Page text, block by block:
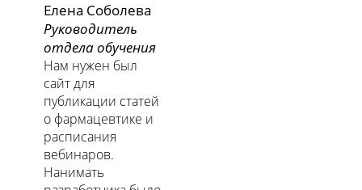
Елена Соболева
Руководитель
отдела обучения
Нам нужен был
сайт для
публикации статей
о фармацевтике и
расписания
вебинаров.
Нанимать